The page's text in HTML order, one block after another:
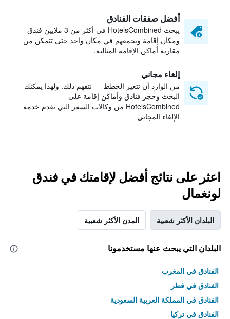
أفضل صفقات الفنادق
يبحث HotelsCombined في أكثر من 3 ملايين فندق
ومكان إقامة ويجمعهم في مكان واحد حتى تتمكن من
مقارنة أماكن الإقامة المثالية.
إلغاء مجاني
من الوارد أن تتغير الخطط — نتفهم ذلك. ولهذا يمكنك
البحث وحجز فنادق وأماكن إقامة على
HotelsCombined من وكالات السفر التي تقدم خدمة
الإلغاء المجاني
اعثر على نتائج أفضل لإقامتك في فندق
لونغمال
البلدان الأكثر شعبية المدن الأكثر شعبية
البلدان التي يبحث عنها مستخدمونا
الفنادق في المغرب
الفنادق في قطر
الفنادق في المملكة العربية السعودية
الفنادق في تركيا